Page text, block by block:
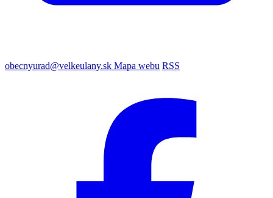
obecnyurad@velkeulany.sk Mapa webu RSS